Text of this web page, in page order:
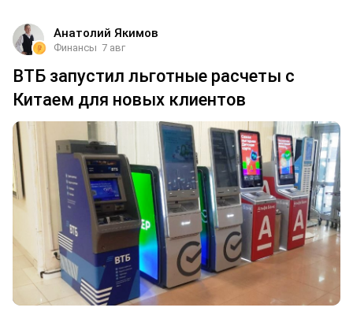
Анатолий Якимов
Финансы 7 авг
ВТБ запустил льготные расчеты с
Китаем для новых клиентов